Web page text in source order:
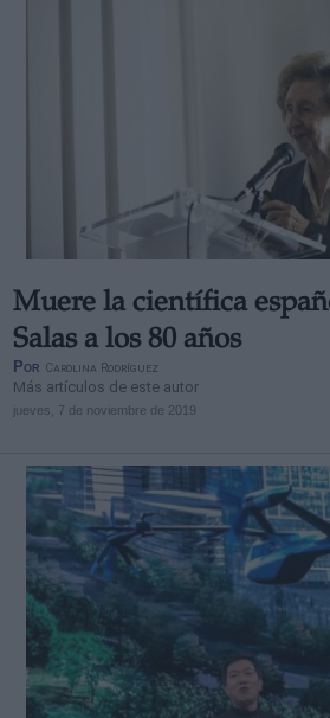
Muere la científica
Salas a los 80 años
Por Carolina Rodríguez
Más artículos de este autor
jueves, 7 de noviembre de 2019